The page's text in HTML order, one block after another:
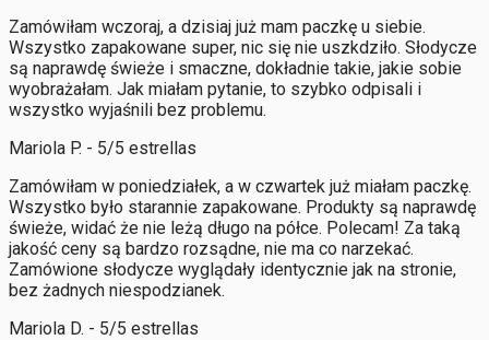
Zamówiłam wczoraj, a dzisiaj już mam paczkę u siebie.
Wszystko zapakowane super, nic się nie uszkdziło. Słodycze
są naprawdę świeże i smaczne, dokładnie takie, jakie sobie
wyobrażałam. Jak miałam pytanie, to szybko odpisali i
wszystko wyjaśnili bez problemu.
Mariola P. - 5/5 estrellas
Zamówiłam w poniedziałek, a w czwartek już miałam paczkę.
Wszystko było starannie zapakowane. Produkty są naprawdę
świeże, widać że nie leżą długo na półce. Polecam! Za taką
jakość ceny są bardzo rozsądne, nie ma co narzekać.
Zamówione słodycze wyglądały identycznie jak na stronie,
bez żadnych niespodzianek.
Mariola D. - 5/5 estrellas